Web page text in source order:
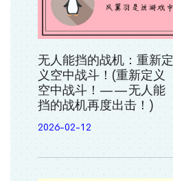
无人能挡的战机：重新定
义空中战斗！(重新定义
空中战斗！——无人能
挡的战机再度出击！)
2026-02-12